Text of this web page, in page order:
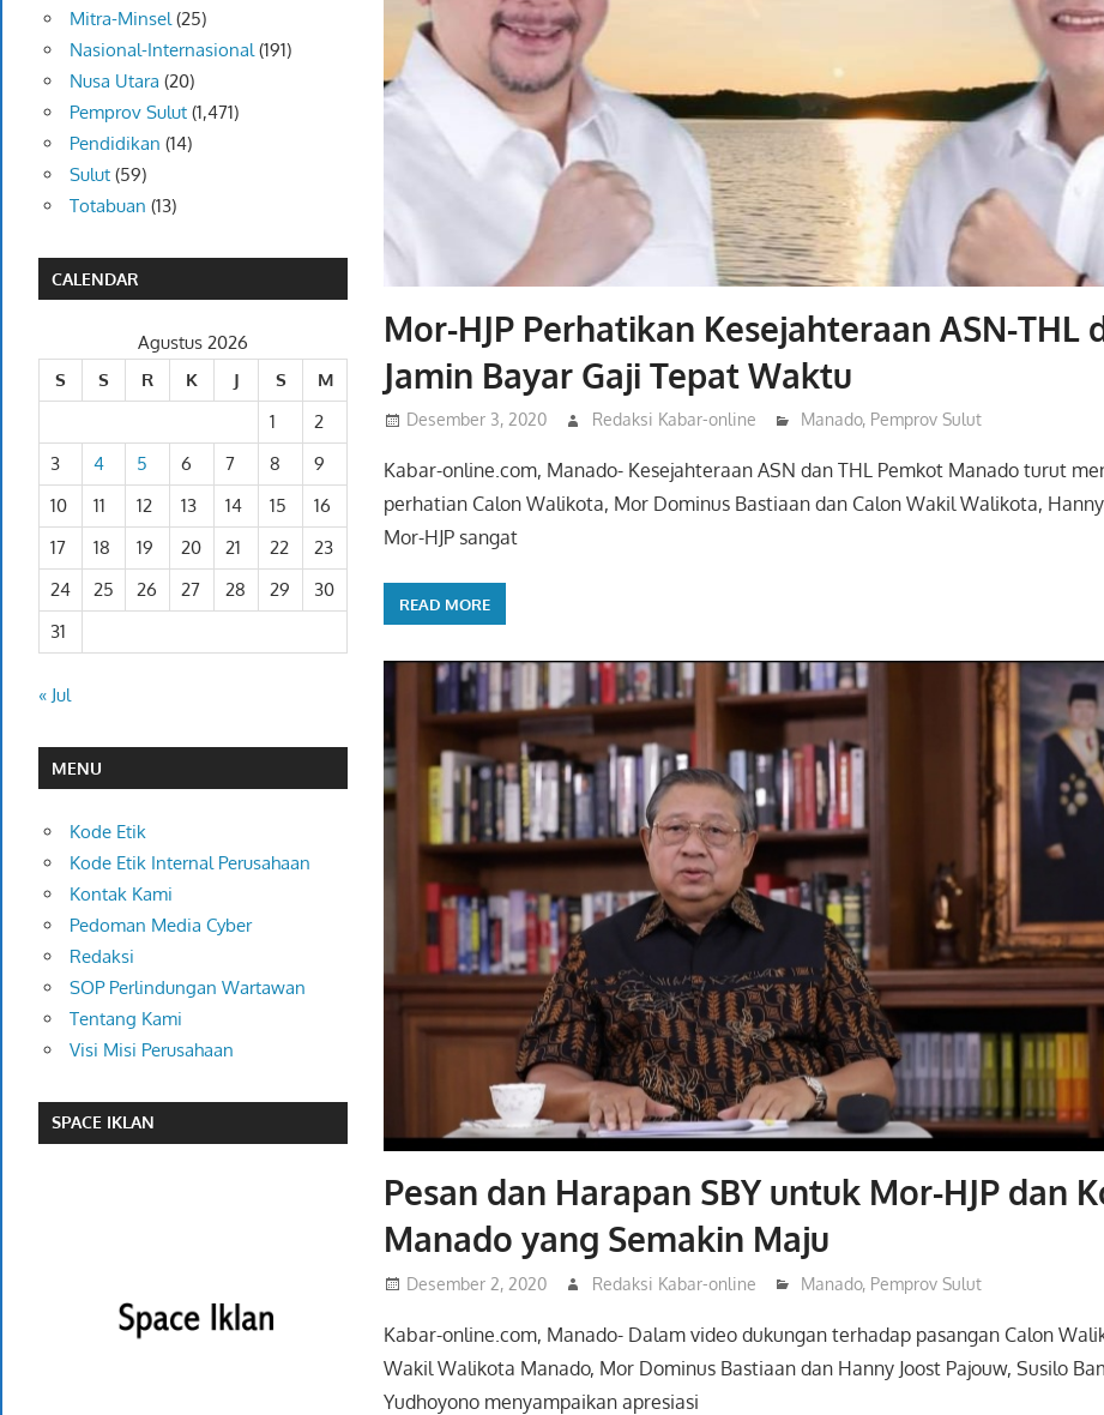
Mor-HJP Perhatikan Kesejahteraan ASN-THL
Jamin Bayar Gaji Tepat Waktu
Desember 3, 2020 Redaksi Kabar-online Manado, Pemprov Sulut
Kabar-online.com, Manado- Kesejahteraan ASN dan THL Pemkot Manado turut
perhatian Calon Walikota, Mor Dominus Bastiaan dan Calon Wakil Walikota, Hanny
Mor-HJP sangat
READ MORE
Pesan dan Harapan SBY untuk Mor-HJP dan
Manado yang Semakin Maju
Desember 2, 2020 Redaksi Kabar-online Manado, Pemprov Sulut
Kabar-online.com, Manado- Dalam video dukungan terhadap pasangan Calon
Wakil Walikota Manado, Mor Dominus Bastiaan dan Hanny Joost Pajouw, Susilo
Yudhoyono menyampaikan apresiasi
Mitra-Minsel(25)
Nasional-Internasional(191)
Nusa Utara (20)
Pemprov Sulut(1,471)
Pendidikan (14)
Sulut(59)
Totabuan (13)
CALENDAR
Agustus 2026
S
S R K J S
M
1
2
3
4 5 6 7 8
9
10
11 12 13 14 15
16
17
18 19 20 21 22
23
24
25 26 27 28 29
30
31
« Jul
MENU
Kode Etik
Kode Etik Internal Perusahaan
Kontak Kami
Pedoman Media Cyber
Redaksi
SOP Perlindungan Wartawan
Tentang Kami
Visi Misi Perusahaan
SPACE IKLAN